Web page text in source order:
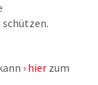
hier zum